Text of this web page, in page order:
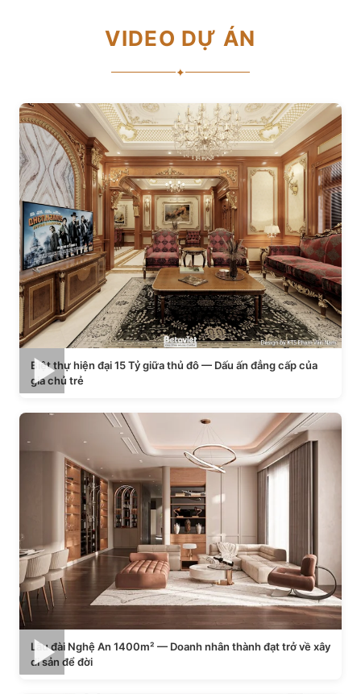
VIDEO DỰ ÁN
✦
Biệt thự hiện đại 15 Tỷ giữa thủ đô — Dấu ấn đẳng cấp của
gia chủ trẻ
Lâu đài Nghệ An 1400m² — Doanh nhân thành đạt trở về xây
di sản để đời